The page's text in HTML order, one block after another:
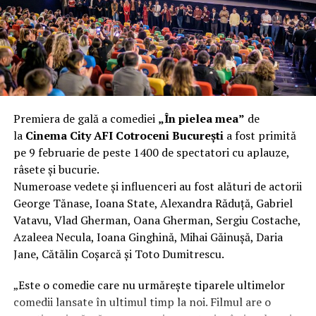
fier vechi a doua zi. Asta ca să fie clar de la început: nu
vorbim despre preferințe estetice, ci despre
funcționalitate reală.
Aluminiul, pe scurt: ușor,
rezistent la coroziune, dar cu
nuanțe
Aluminiul e materialul care apare primul în conversație
când cineva caută un pavilion ușor. Și pe bună dreptate.
Densitatea aluminiului e de aproximativ 2,7 g/cm³, față
de circa 7,8 g/cm³ pentru oțel. Practic, la un volum
identic, aluminiul cântărește cam o treime din greutatea
oțelului. Pentru oricine transportă, montează și
demontează frecvent o structură, diferența asta se
simte enorm.
Premiera de gală a comediei „În pielea mea” de
la Cinema City AFI Cotroceni Bucureștia fost primită
pe 9 februarie de peste 1400 de spectatori cu aplauze,
râsete și bucurie.
Numeroase vedete și influenceri au fost alături de actorii
George Tănase, Ioana State, Alexandra Răduță, Gabriel
Vatavu, Vlad Gherman, Oana Gherman, Sergiu Costache,
Azaleea Necula, Ioana Ginghină, Mihai Găinușă, Daria
Jane, Cătălin Coșarcă și Toto Dumitrescu.
„Este o comedie care nu urmărește tiparele ultimelor
comedii lansate în ultimul timp la noi. Filmul are o